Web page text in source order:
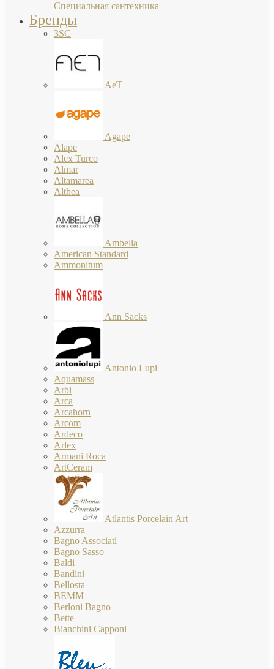
Специальная сантехника
Бренды
3SC
AeT
Agape
Alape
Alex Turco
Almar
Altamarea
Althea
Ambella
American Standard
Ammonitum
Ann Sacks
Antonio Lupi
Aquamass
Arbi
Arca
Arcahorn
Arcom
Ardeco
Arlex
Armani Roca
ArtCeram
Atlantis Porcelain Art
Azzurra
Bagno Associati
Bagno Sasso
Baldi
Bandini
Bellosta
BEMM
Berloni Bagno
Bette
Bianchini Capponi